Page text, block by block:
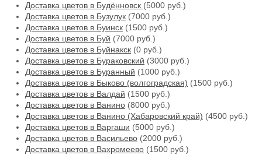
Доставка цветов в Будённовск (5000 руб.)
Доставка цветов в Бузулук (7000 руб.)
Доставка цветов в Буинск (1500 руб.)
Доставка цветов в Буй (7000 руб.)
Доставка цветов в Буйнакск (0 руб.)
Доставка цветов в Бураковский (3000 руб.)
Доставка цветов в Буранный (1000 руб.)
Доставка цветов в Быково (волгоградская) (1500 руб.)
Доставка цветов в Валдай (1500 руб.)
Доставка цветов в Ванино (8000 руб.)
Доставка цветов в Ванино (Хабаровский край) (4500 руб.)
Доставка цветов в Варгаши (5000 руб.)
Доставка цветов в Васильево (2000 руб.)
Доставка цветов в Вахромеево (1500 руб.)